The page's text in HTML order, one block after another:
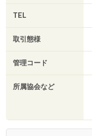
TEL
取引態様
管理コード
所属協会など